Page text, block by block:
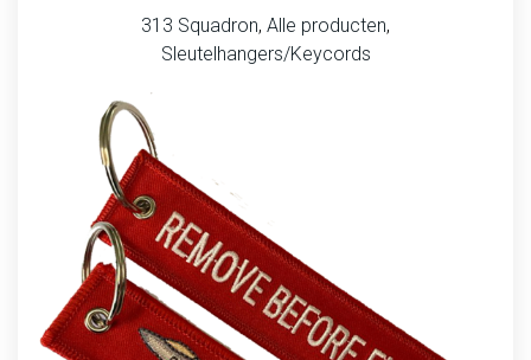
313 Squadron, Alle producten,
Sleutelhangers/Keycords